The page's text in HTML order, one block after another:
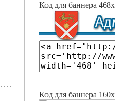
Код для баннера
Код для баннера